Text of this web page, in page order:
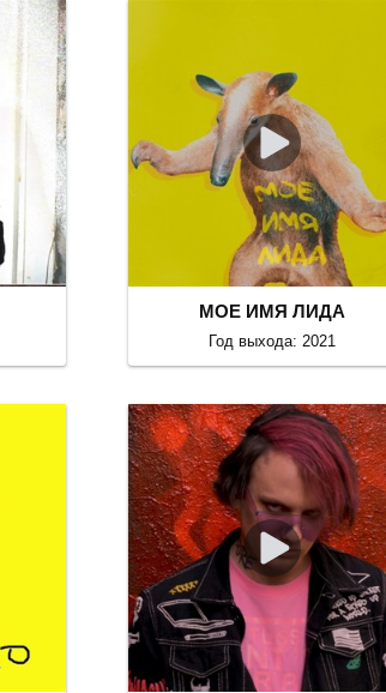
МОЕ ИМЯ ЛИДА
Год выхода: 2021